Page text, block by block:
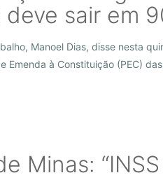
deve sair em
Manoel Dias, disse nesta
Emenda à Constituição (PEC)
Minas: